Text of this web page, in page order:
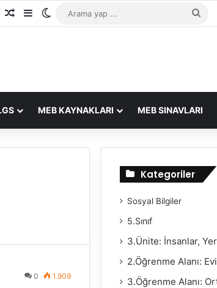
Yap
Rastgele Makale
Kenar Bölmesi
Dış görünümü değiştir
MEB KAYNAKLARI MEB SINAVLARI
0 1.909
Kategoriler
Sosyal Bilgiler
5.Sınıf
3.Ünite: İnsanlar,
2.Öğrenme Alanı:
3.Öğrenme Alanı: